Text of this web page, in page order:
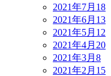
2021年7月 18
2021年6月 13
2021年5月 12
2021年4月 20
2021年3月 8
2021年2月 15